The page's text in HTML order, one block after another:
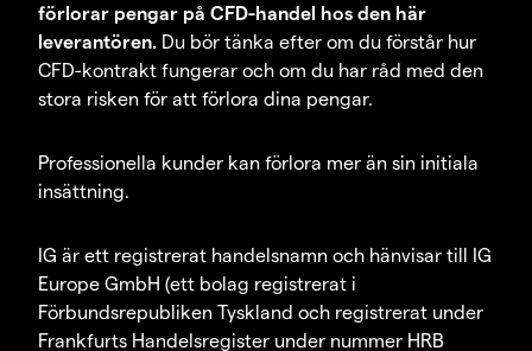
förlorar pengar på CFD-handel hos den här
leverantören. Du bör tänka efter om du förstår hur
CFD-kontrakt fungerar och om du har råd med den
stora risken för att förlora dina pengar.
Professionella kunder kan förlora mer än sin initiala
insättning.
IG är ett registrerat handelsnamn och hänvisar till IG
Europe GmbH (ett bolag registrerat i
Förbundsrepubliken Tyskland och registrerat under
Frankfurts Handelsregister under nummer HRB